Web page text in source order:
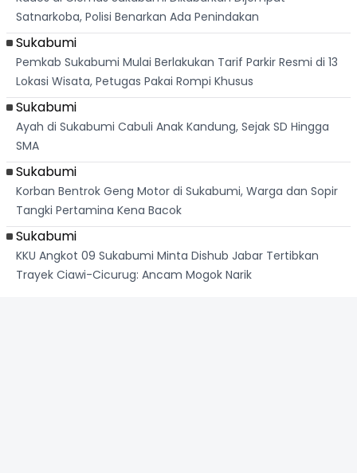
Satnarkoba, Polisi Benarkan Ada Penindakan
Sukabumi
Pemkab Sukabumi Mulai Berlakukan Tarif Parkir Resmi di 13
Lokasi Wisata, Petugas Pakai Rompi Khusus
Sukabumi
Ayah di Sukabumi Cabuli Anak Kandung, Sejak SD Hingga
SMA
Sukabumi
Korban Bentrok Geng Motor di Sukabumi, Warga dan Sopir
Tangki Pertamina Kena Bacok
Sukabumi
KKU Angkot 09 Sukabumi Minta Dishub Jabar Tertibkan
Trayek Ciawi-Cicurug: Ancam Mogok Narik